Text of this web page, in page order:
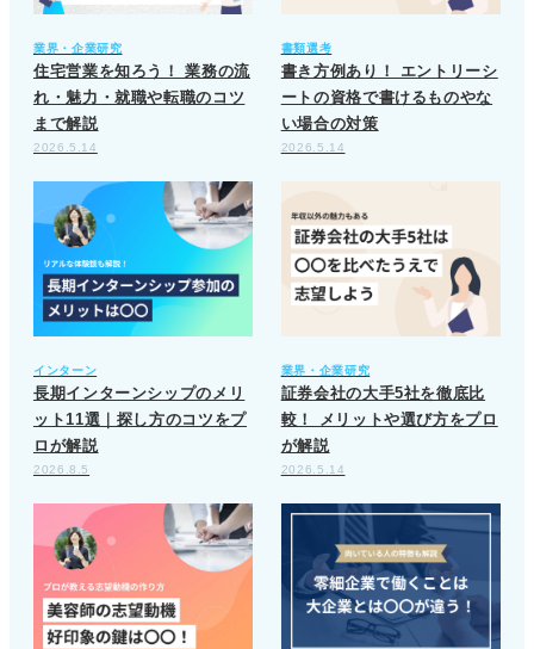
業界・企業研究
住宅営業を知ろう！ 業務の流
れ・魅力・就職や転職のコツ
まで解説
2026.5.14
書類選考
書き方例あり！ エントリーシ
ートの資格で書けるものやな
い場合の対策
2026.5.14
インターン
長期インターンシップのメリ
ット11選｜探し方のコツをプ
ロが解説
2026.8.5
業界・企業研究
証券会社の大手5社を徹底比
較！ メリットや選び方をプロ
が解説
2026.5.14